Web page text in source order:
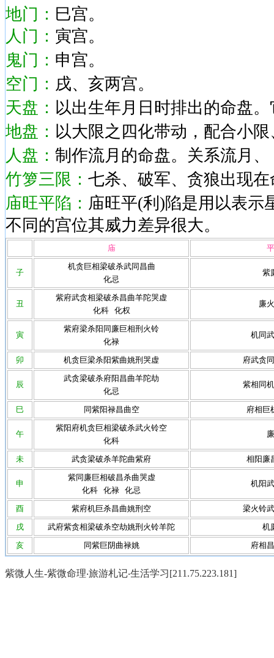
地门： 巳宫。
人门： 寅宫。
鬼门： 申宫。
空门： 戌、亥两宫。
天盘： 以出生年月日时排出的命盘
地盘： 以大限之四化带动，配合小限
人盘： 制作流月的命盘。关系流月
竹箩三限： 七杀、破军、贪狼出现
庙旺平陷： 庙旺平(利)陷是用以表示
不同的宫位其威力差异很大。
庙 平
子
机贪巨相梁破杀武同昌曲
化忌
紫
丑
紫府武贪相梁破杀昌曲羊陀哭虚
化科 化权
廉
寅
紫府梁杀阳同廉巨相刑火铃
化禄
机同
卯 机贪巨梁杀阳紫曲姚刑哭虚 府武贪
辰
武贪梁破杀府阳昌曲羊陀劫
化忌
紫相同
巳 同紫阳禄昌曲空 府相巨
午
紫阳府机贪巨相梁破杀武火铃空
化科
廉
未 武贪梁破杀羊陀曲紫府 相阳廉
申
紫同廉巨相破昌杀曲哭虚
化科 化禄 化忌
机阳
酉 紫府机巨杀昌曲姚刑空
梁火铃
戌
武府紫贪相梁破杀空劫姚刑火铃羊陀
机
亥
同紫巨阴曲禄姚 府相
紫微人生-紫微命理‧旅游札记‧生活学习[211.75.223.181]